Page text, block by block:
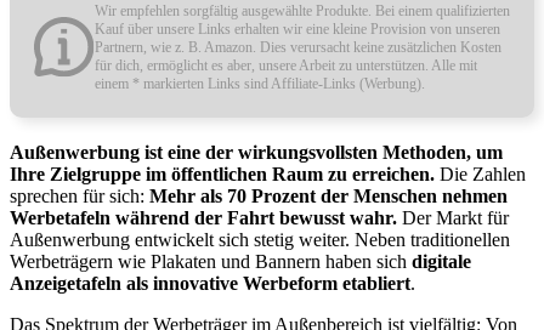
Wir empfehlen sorgfältig ausgewählte Produkte. Bei einem qualifizierten
Kauf über unsere Links erhalten wir eine kleine Provision von unseren
Partnern, wie z. B. Amazon. Dies verursacht keine zusätzlichen Kosten
für dich, ermöglicht es aber, unsere Arbeit zu unterstützen. Alle mit
einem * markierten Links sind Affiliate-Links (Werbung).
Außenwerbung ist eine der wirkungsvollsten Methoden, um
Ihre Zielgruppe im öffentlichen Raum zu erreichen. Die Zahlen
sprechen für sich: Mehr als 70 Prozent der Menschen nehmen
Werbetafeln während der Fahrt bewusst wahr. Der Markt für
Außenwerbung entwickelt sich stetig weiter. Neben traditionellen
Werbeträgern wie Plakaten und Bannern haben sich digitale
Anzeigetafeln als innovative Werbeform etabliert.
Das Spektrum der Werbeträger im Außenbereich ist vielfältig: Von